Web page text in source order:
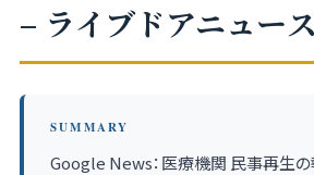
– ライブドアニュース
SUMMARY
Google News：医療機関 民事再生の